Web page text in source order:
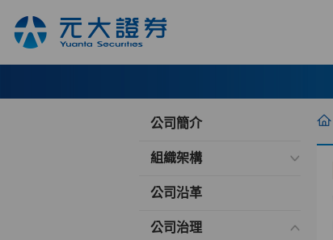
公司簡介
組織架構
公司沿革
公司治理